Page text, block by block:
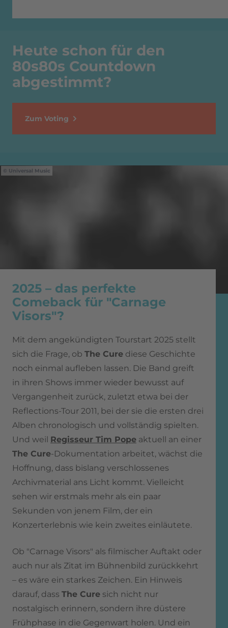
Heute schon für den
80s80s Countdown
abgestimmt?
Zum Voting
Universal Music
2025 – das perfekte
Comeback für "Carnage
Visors"?
Mit dem angekündigten Tourstart 2025 stellt
sich die Frage, ob The Cure diese Geschichte
noch einmal aufleben lassen. Die Band greift
in ihren Shows immer wieder bewusst auf
Vergangenheit zurück, zuletzt etwa bei der
Reflections-Tour 2011, bei der sie die ersten drei
Alben chronologisch und vollständig spielten.
Und weil Regisseur Tim Pope aktuell an einer
The Cure-Dokumentation arbeitet, wächst die
Hoffnung, dass bislang verschlossenes
Archivmaterial ans Licht kommt. Vielleicht
sehen wir erstmals mehr als ein paar
Sekunden von jenem Film, der ein
Konzerterlebnis wie kein zweites einläutete.
Ob "Carnage Visors" als filmischer Auftakt oder
auch nur als Zitat im Bühnenbild zurückkehrt
– es wäre ein starkes Zeichen. Ein Hinweis
darauf, dass The Cure sich nicht nur
nostalgisch erinnern, sondern ihre düstere
Frühphase in die Gegenwart holen. Und ein